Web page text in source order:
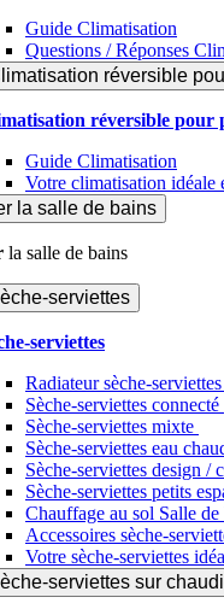
Guide Climatisation
Questions / Réponses
réversible
réversible pour
Guide Climatisation
Votre climatisation idéale
la salle de bains
la salle de bains
serviettes
serviettes
Radiateur sèche-
Sèche-serviettes connecté
Sèche-serviettes mixte
Sèche-serviettes eau
Sèche-serviettes design /
Sèche-serviettes petits
Chauffage au sol Salle de
Accessoires sèche-
Votre sèche-serviettes
serviettes sur